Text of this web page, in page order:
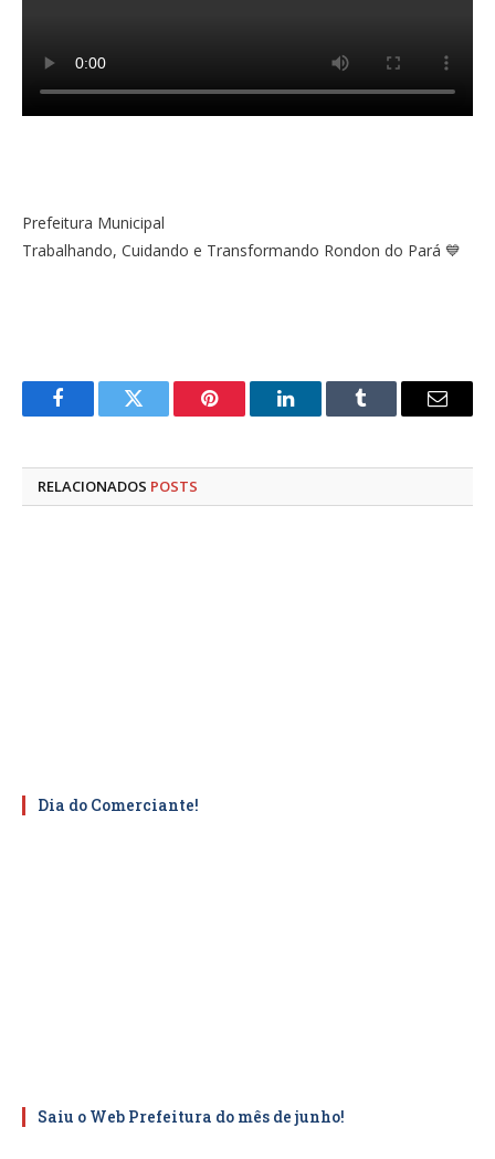
Prefeitura Municipal
Trabalhando, Cuidando e Transformando Rondon do Pará 💙
FacebookTwitter Pinterest LinkedInTumblr
E-
RELACIONADOS POSTS
Dia do Comerciante!
Saiu o Web Prefeitura do mês de junho!